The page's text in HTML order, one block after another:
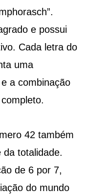
e possui
Cada letra do
uma
a combinação
42 também
totalidade.
de 6 por 7,
do mundo